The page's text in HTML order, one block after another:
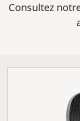
Consultez